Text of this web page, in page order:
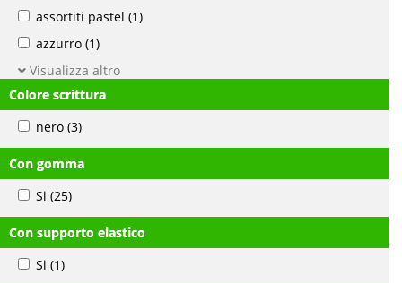
assortiti pastel (1)
azzurro (1)
Visualizza altro
Colore scrittura
nero (3)
Con gomma
Si (25)
Con supporto elastico
Si (1)